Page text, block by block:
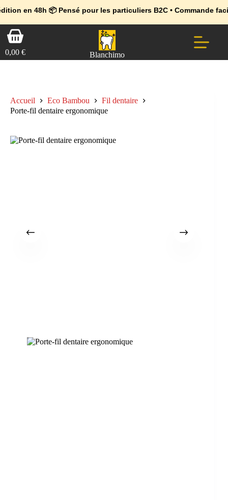
📦 Pensé pour les particuliers B2C • Commande facile et
🔥 Déjà adopté par les pros 👉 Passez en Espace Pro B2B 📦
💼 Offres réservées aux professionnels 🚀 Rejoignez l’Espace Pro
PasserPanier
d’achat
0,00 € Blanchimo
Accueil Eco Bambou
Fil dentaire
Porte-fil dentaire ergonomique